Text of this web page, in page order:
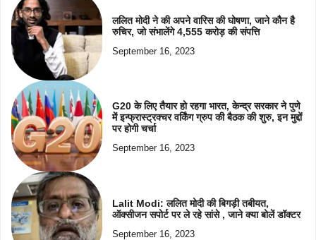
ललित मोदी ने की अपने वारिस की घोषणा, जाने कौन है
रुचिर, जो संभालेंगे 4,555 करोड़ की संपत्ति
September 16, 2023
G20 के लिए तैयार हो रहगा भारत, केन्द्र सरकार ने पुणे
में इन्फ्रास्ट्रक्चर वर्किंग ग्रुप की बैठक की शुरु, इन मुद्दों
पर होगी चर्चा
September 16, 2023
Lalit Modi: ललित मोदी की बिगड़ी तबीयत,
ऑक्सीजन सपोर्ट पर ले रहे सांसे , जाने क्या बोलें डॉक्टर
September 16, 2023